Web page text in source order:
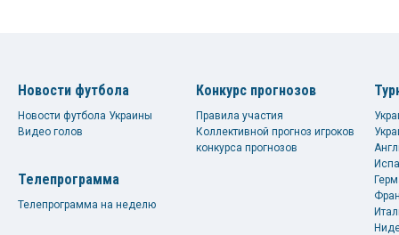
Новости футбола
Новости футбола Украины
Видео голов
Телепрограмма
Телепрограмма на неделю
Конкурс прогнозов
Правила участия
Коллективной прогноз игроков
конкурса прогнозов